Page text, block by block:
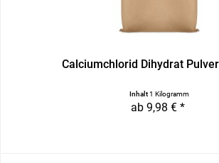
Calciumchlorid Dihydrat
Inhalt1 Kilogramm
ab 9,98 € *